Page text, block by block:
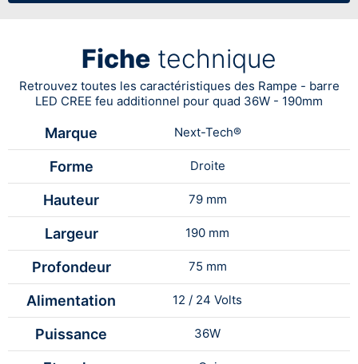
Fiche technique
Retrouvez toutes les caractéristiques des Rampe - barre
LED CREE feu additionnel pour quad 36W - 190mm
Marque Next-Tech®
Forme Droite
Hauteur 79 mm
Largeur 190 mm
Profondeur 75 mm
Alimentation 12 / 24 Volts
Puissance 36W